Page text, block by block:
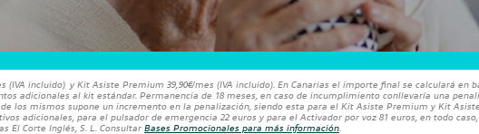
incluido) y Kit Asiste Premium 39,90€/mes (IVA incluido). En Canarias el importe final se calculará en
adicionales al kit estándar. Permanencia de 18 meses, en caso de incumplimiento conllevaría una
los mismos supone un incremento en la penalización, siendo esta para el Kit Asiste Premium y Kit
adicionales, para el pulsador de emergencia 22 euros y para el Activador por voz 81 euros, en todo
El Corte Inglés, S. L. Consultar Bases Promocionales para más información